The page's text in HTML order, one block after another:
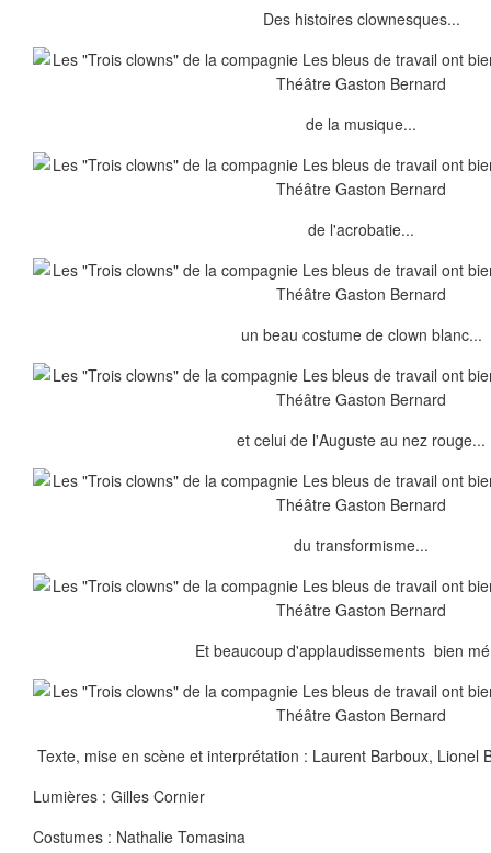
Des histoires clownesques...
de la musique...
de l'acrobatie...
un beau costume de clown blanc...
et celui de l'Auguste au nez rouge...
du transformisme...
Et beaucoup d'applaudissements bien
Texte, mise en scène et interprétation : Laurent Barboux, Lionel
Lumières : Gilles Cornier
Costumes : Nathalie Tomasina